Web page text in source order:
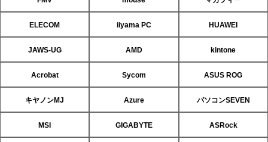
ELECOM iiyama PC HUAWEI
JAWS-UG AMD kintone
Acrobat Sycom ASUS ROG
キヤノンMJ Azure パソコンSEVEN
MSI GIGABYTE ASRock